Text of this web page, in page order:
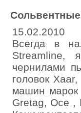
15.02.2010
Всегда в
Streamline,
чернилами
головок
машин марок
Gretag, Oce ,